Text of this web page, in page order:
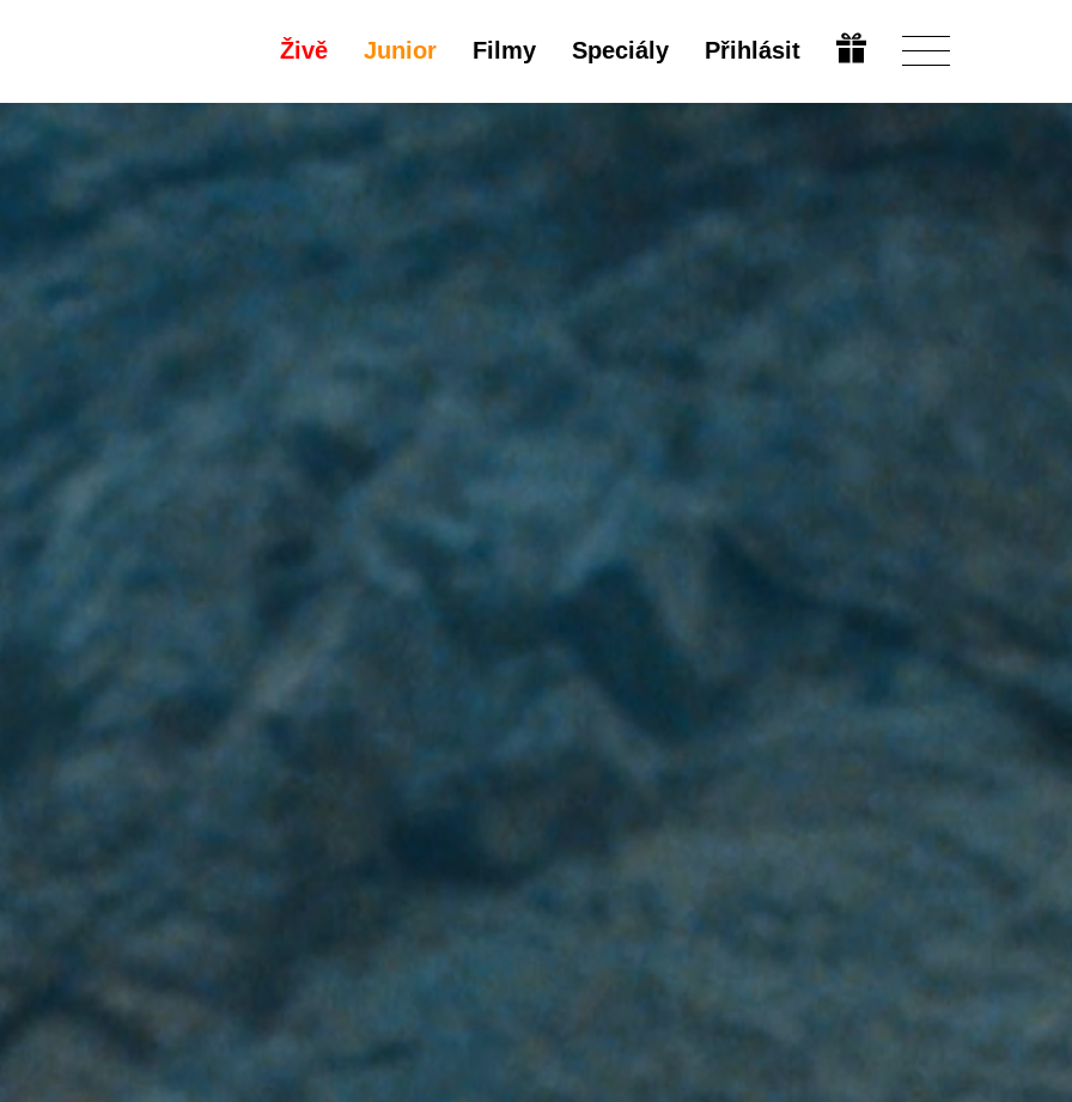
Živě Junior Filmy Speciály Přihlásit